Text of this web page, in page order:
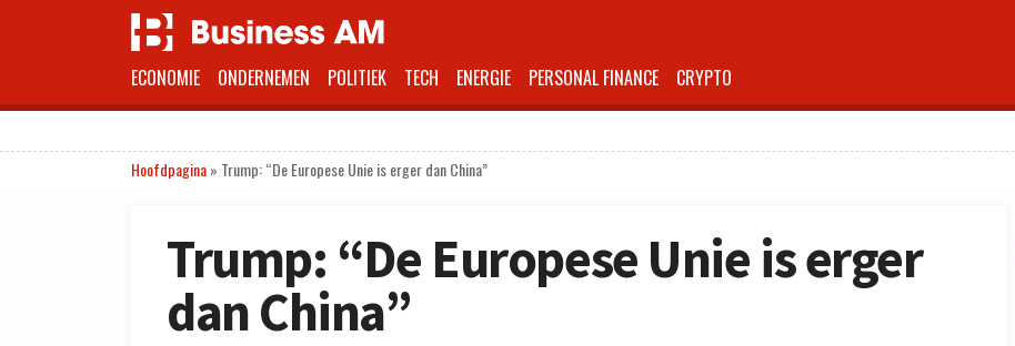
ECONOMIE ONDERNEMEN POLITIEK TECH ENERGIE PERSONAL FINANCE CRYPTO
Hoofdpagina» Trump: “De Europese Unie is erger dan China”
Trump: “De Europese Unie is erger
dan China”